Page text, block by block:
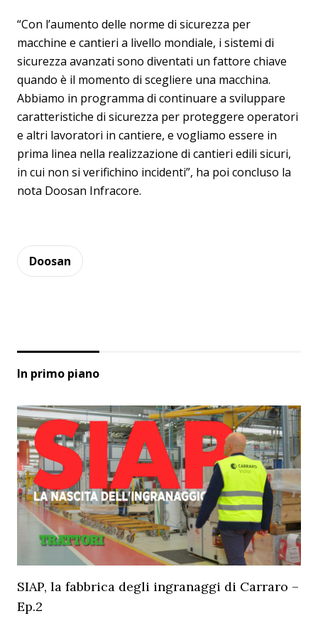
“Con l’aumento delle norme di sicurezza per
macchine e cantieri a livello mondiale, i sistemi di
sicurezza avanzati sono diventati un fattore chiave
quando è il momento di scegliere una macchina.
Abbiamo in programma di continuare a sviluppare
caratteristiche di sicurezza per proteggere operatori
e altri lavoratori in cantiere, e vogliamo essere in
prima linea nella realizzazione di cantieri edili sicuri,
in cui non si verifichino incidenti”, ha poi concluso la
nota Doosan Infracore.
Doosan
In primo piano
SIAP, la fabbrica degli ingranaggi di Carraro –
Ep.2